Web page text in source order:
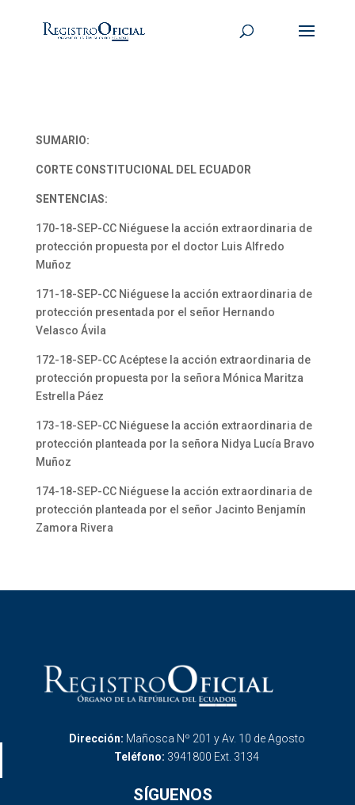
SUMARIO:
CORTE CONSTITUCIONAL DEL ECUADOR
SENTENCIAS:
170-18-SEP-CC Niéguese la acción extraordinaria de
protección propuesta por el doctor Luis Alfredo
Muñoz
171-18-SEP-CC Niéguese la acción extraordinaria de
protección presentada por el señor Hernando
Velasco Ávila
172-18-SEP-CC Acéptese la acción extraordinaria de
protección propuesta por la señora Mónica Maritza
Estrella Páez
173-18-SEP-CC Niéguese la acción extraordinaria de
protección planteada por la señora Nidya Lucía Bravo
Muñoz
174-18-SEP-CC Niéguese la acción extraordinaria de
protección planteada por el señor Jacinto Benjamín
Zamora Rivera
Dirección: Mañosca Nº 201 y Av. 10 de Agosto
Teléfono: 3941800 Ext. 3134
SÍGUENOS